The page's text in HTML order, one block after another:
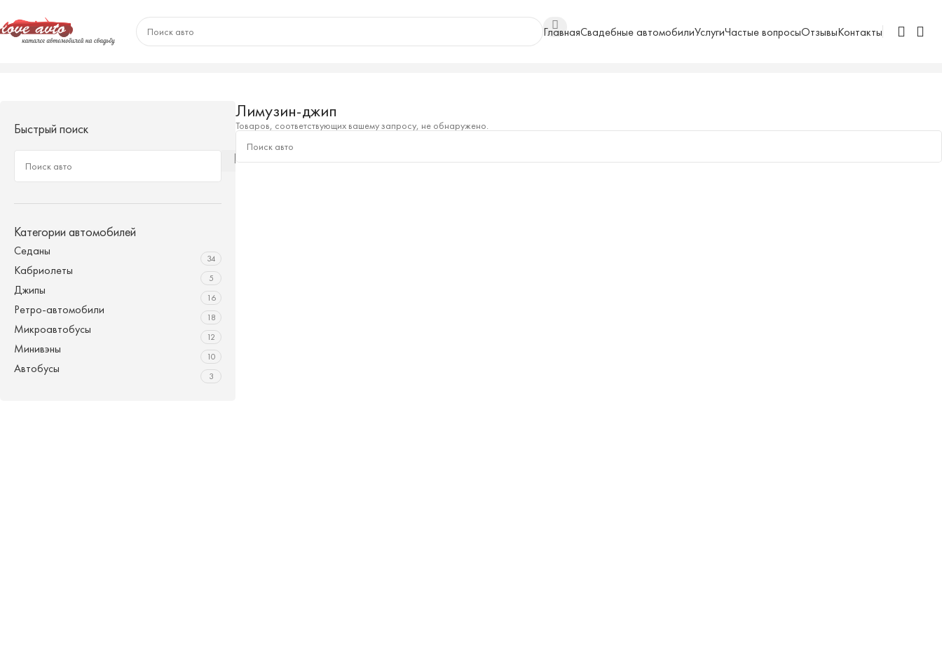
ГлавнаяСвадебные автомобилиУслугиЧастые вопросыОтзывыКонтакты
Быстрый поиск
Категории автомобилей
Седаны
34
Кабриолеты
5
Джипы
16
Ретро-автомобили
18
Микроавтобусы
12
Минивэны
10
Автобусы
3
Лимузин-джип
Товаров, соответствующих вашему запросу, не обнаружено.